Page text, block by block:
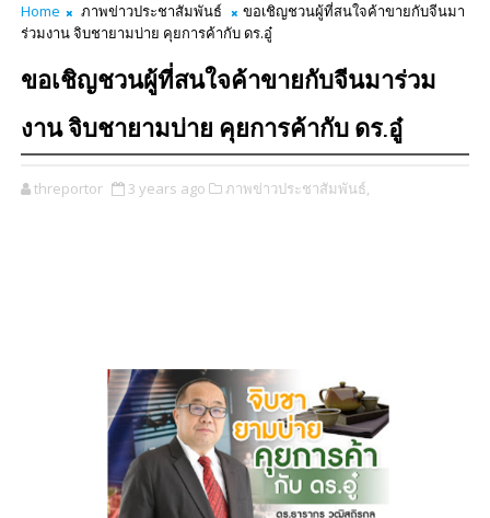
Home ภาพข่าวประชาสัมพันธ์
ขอเชิญชวนผู้ที่สนใจค้าขายกับจีนมา
ร่วมงาน จิบชายามบ่าย คุยการค้ากับ ดร.อู๋
ขอเชิญชวนผู้ที่สนใจค้าขายกับจีนมาร่วม
งาน จิบชายามบ่าย คุยการค้ากับ ดร.อู๋
threportor 3 years ago ภาพข่าวประชาสัมพันธ์,